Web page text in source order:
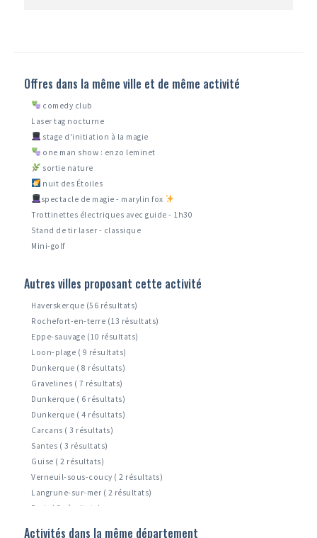
Offres dans la même ville et de même activité
comedy club
Laser tag nocturne
stage d'initiation à la magie
one man show : enzo leminet
sortie nature
nuit des Étoiles
spectacle de magie - marylin fox
Trottinettes électriques avec guide - 1h30
Stand de tir laser - classique
Mini-golf
Autres villes proposant cette activité
Haverskerque (56 résultats)
Rochefort-en-terre (13 résultats)
Eppe-sauvage (10 résultats)
Loon-plage ( 9 résultats)
Dunkerque ( 8 résultats)
Gravelines ( 7 résultats)
Dunkerque ( 6 résultats)
Dunkerque ( 4 résultats)
Carcans ( 3 résultats)
Santes ( 3 résultats)
Guise ( 2 résultats)
Verneuil-sous-coucy ( 2 résultats)
Langrune-sur-mer ( 2 résultats)
Paris ( 2 résultats)
Activités dans la même département